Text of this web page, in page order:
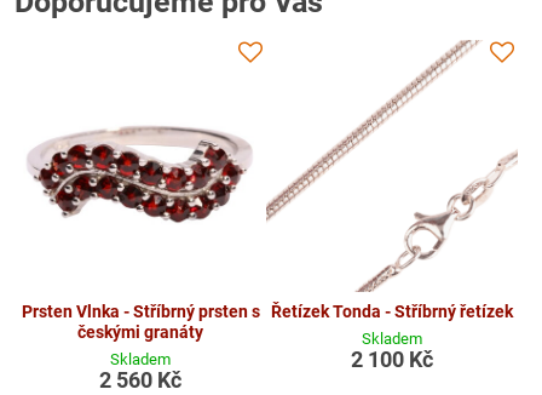
Prsten Vlnka - Stříbrný prsten s
českými granáty
Skladem
2 560 Kč
Řetízek Tonda - Stříbrný řetízek
Skladem
2 100 Kč